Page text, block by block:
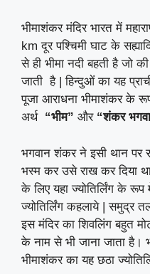
भीमाशंकर मंदिर भारत में
km दूर पश्चिमी घाट के
से ही भीमा नदी बहती है जो
जाती है | हिन्दुओं का यह
पूजा आराधना भीमाशंकर के
अर्थ “भीम” और “शंकर
भगवान शंकर ने इसी थान पर
भस्म कर उसे राख कर दिया
के लिए यहा ज्योतिर्लिंग के रूप
ज्योतिर्लिंग कहलाये | समुद्र
इस मंदिर का शिवलिंग बहुत
के नाम से भी जाना जाता है।
भीमाशंकर का यह छठा